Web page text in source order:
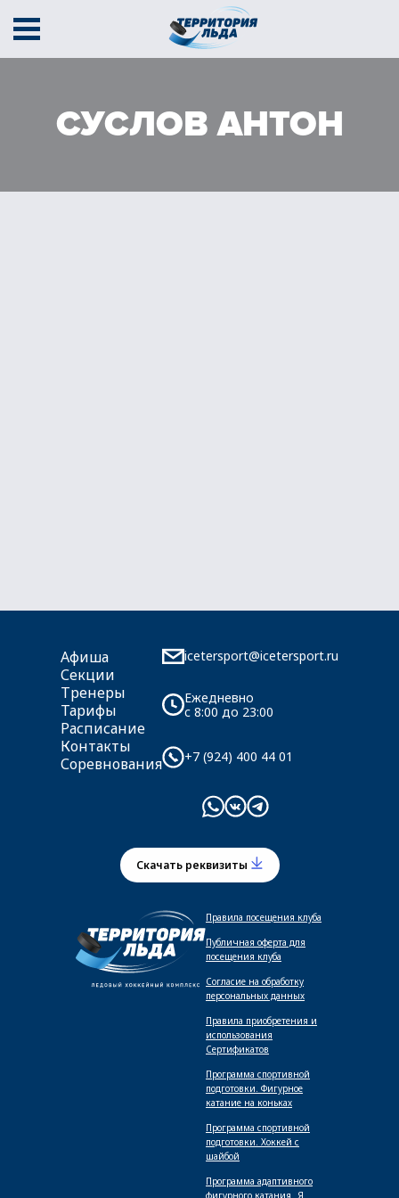
Тарифы
Расписание
Кубок Территории льда
СУСЛОВ АНТОН
Афиша
Секции
Тренеры
Тарифы
Расписание
Контакты
Соревнования
icetersport@icetersport.ru
Ежедневно
c 8:00 до 23:00
+7 (924) 400 44 01
Скачать реквизиты
Правила посещения клуба
Публичная оферта для
посещения клуба
Согласие на обработку
персональных данных
Правила приобретения и
использования
Сертификатов
Программа спортивной
подготовки. Фигурное
катание на коньках
Программа спортивной
подготовки. Хоккей с
шайбой
Программа адаптивного